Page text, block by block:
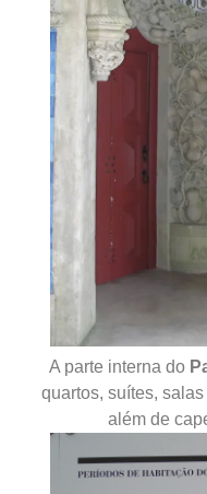
A parte interna do
quartos, suítes,
além de